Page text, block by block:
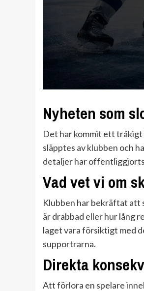
Nyheten som
Det har kommit ett tråkigt
släpptes av klubben och
detaljer har
Vad vet vi om
Klubben har bekräftat att
är drabbad eller hur lång
laget vara försiktigt med
supportrarna.
Direkta
Att förlora en spelare